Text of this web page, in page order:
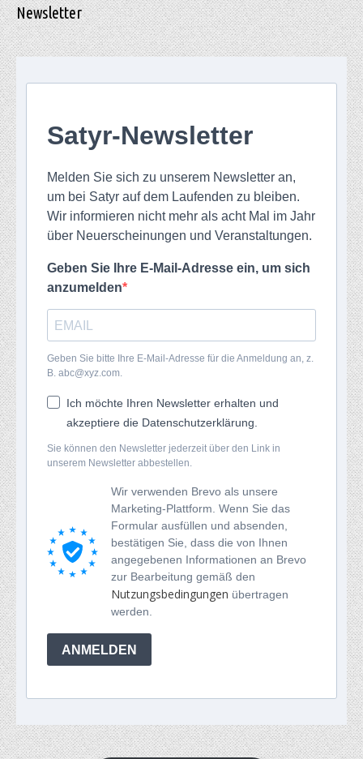
Newsletter
Satyr-Newsletter
Melden Sie sich zu unserem Newsletter an,
um bei Satyr auf dem Laufenden zu bleiben.
Wir informieren nicht mehr als acht Mal im Jahr
über Neuerscheinungen und Veranstaltungen.
Geben Sie Ihre E-Mail-Adresse ein, um sich
anzumelden
Geben Sie bitte Ihre E-Mail-Adresse für die Anmeldung an, z.
B. abc@xyz.com.
Ich möchte Ihren Newsletter erhalten und
akzeptiere die Datenschutzerklärung.
Sie können den Newsletter jederzeit über den Link in
unserem Newsletter abbestellen.
Wir verwenden Brevo als unsere
Marketing-Plattform. Wenn Sie das
Formular ausfüllen und absenden,
bestätigen Sie, dass die von Ihnen
angegebenen Informationen an Brevo
zur Bearbeitung gemäß den
Nutzungsbedingungen übertragen
werden.
ANMELDEN